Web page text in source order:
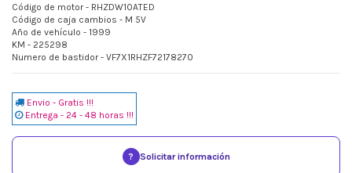
Código de motor - RHZDW10ATED
Código de caja cambios - M 5V
Año de vehículo - 1999
KM - 225298
Numero de bastidor - VF7X1RHZF72178270
Envio - Gratis !!!
Entrega - 24 - 48 horas !!!
? Solicitar información